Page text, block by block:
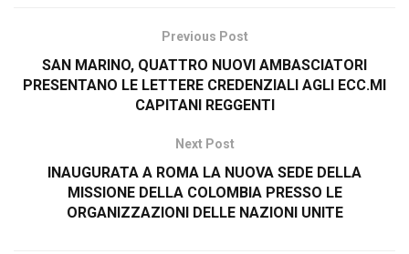
Previous Post
SAN MARINO, QUATTRO NUOVI AMBASCIATORI
PRESENTANO LE LETTERE CREDENZIALI AGLI ECC.MI
CAPITANI REGGENTI
Next Post
INAUGURATA A ROMA LA NUOVA SEDE DELLA
MISSIONE DELLA COLOMBIA PRESSO LE
ORGANIZZAZIONI DELLE NAZIONI UNITE